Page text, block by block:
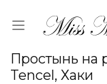
Простынь на
Tencel, Хаки